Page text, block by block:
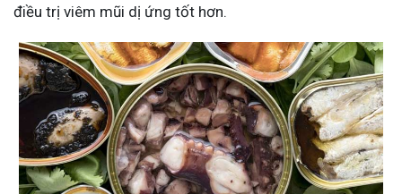
điều trị viêm mũi dị ứng tốt hơn.